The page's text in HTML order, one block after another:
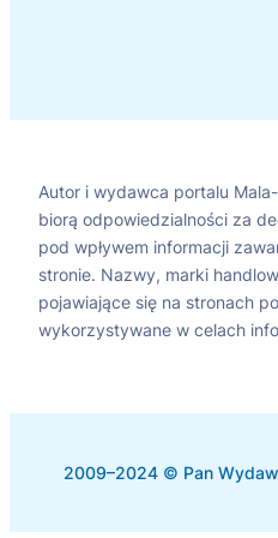
Autor i wydawca portalu
biorą odpowiedzialności za
pod wpływem informacji
stronie. Nazwy, marki
pojawiające się na stronach
wykorzystywane w celach
2009–2024 © Pan